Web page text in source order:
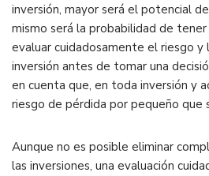
inversión, mayor será el potencial
mismo será la probabilidad de
evaluar cuidadosamente el riesgo y
inversión antes de tomar una
en cuenta que, en toda inversión y
riesgo de pérdida por pequeño que
Aunque no es posible eliminar
las inversiones, una evaluación